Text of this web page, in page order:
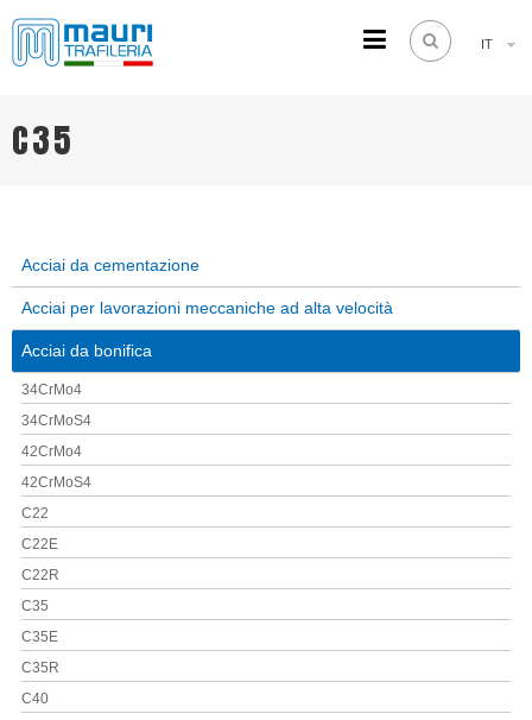
IT
C35
Acciai da cementazione
Acciai per lavorazioni meccaniche ad alta velocità
Acciai da bonifica
34CrMo4
34CrMoS4
42CrMo4
42CrMoS4
C22
C22E
C22R
C35
C35E
C35R
C40